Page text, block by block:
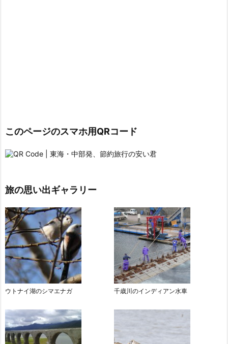
このページのスマホ用QRコード
旅の思い出ギャラリー
ウトナイ湖のシマエナガ 千歳川のインディアン水車